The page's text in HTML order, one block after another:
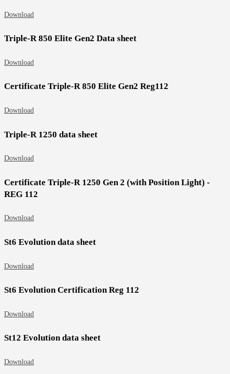
Download
Triple-R 850 Elite Gen2 Data sheet
Download
Certificate Triple-R 850 Elite Gen2 Reg112
Download
Triple-R 1250 data sheet
Download
Certificate Triple-R 1250 Gen 2 (with Position Light) -
REG 112
Download
St6 Evolution data sheet
Download
St6 Evolution Certification Reg 112
Download
St12 Evolution data sheet
Download